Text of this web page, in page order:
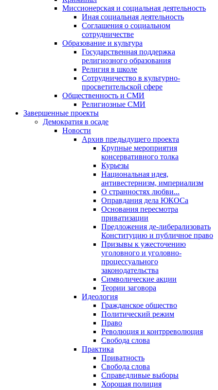
Миссионерская и социальная деятельность
Иная социальная деятельность
Соглашения о социальном
сотрудничестве
Образование и культура
Государственная поддержка
религиозного образования
Религия в школе
Сотрудничество в культурно-
просветительской сфере
Общественность и СМИ
Религиозные СМИ
Завершенные проекты
Демократия в осаде
Новости
Архив предыдущего проекта
Крупные мероприятия
консервативного толка
Курьезы
Национальная идея,
антивестернизм, империализм
О странностях любви...
Оправдания дела ЮКОСа
Основания пересмотра
приватизации
Предложения де-либерализовать
Конституцию и публичное право
Призывы к ужесточению
уголовного и уголовно-
процессуального
законодательства
Символические акции
Теории заговора
Идеология
Гражданское общество
Политический режим
Право
Революция и контрреволюция
Свобода слова
Практика
Приватность
Свобода слова
Справедливые выборы
Хорошая полиция